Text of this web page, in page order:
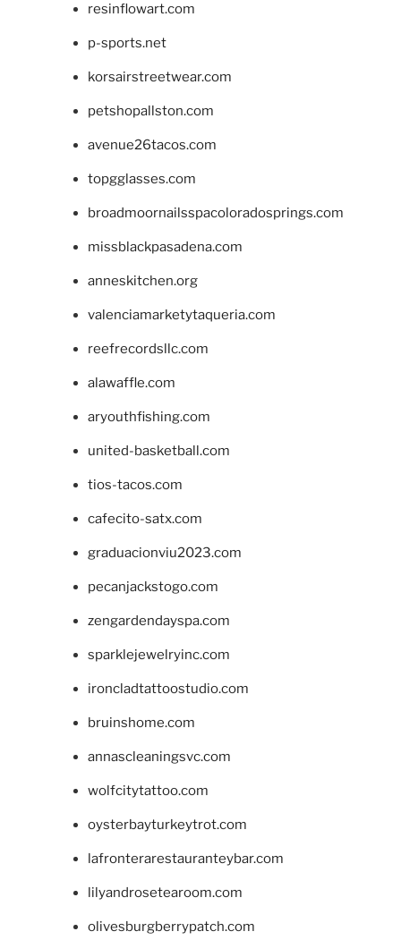
resinflowart.com
p-sports.net
korsairstreetwear.com
petshopallston.com
avenue26tacos.com
topgglasses.com
broadmoornailsspacoloradosprings.com
missblackpasadena.com
anneskitchen.org
valenciamarketytaqueria.com
reefrecordsllc.com
alawaffle.com
aryouthfishing.com
united-basketball.com
tios-tacos.com
cafecito-satx.com
graduacionviu2023.com
pecanjackstogo.com
zengardendayspa.com
sparklejewelryinc.com
ironcladtattoostudio.com
bruinshome.com
annascleaningsvc.com
wolfcitytattoo.com
oysterbayturkeytrot.com
lafronterarestauranteybar.com
lilyandrosetearoom.com
olivesburgberrypatch.com